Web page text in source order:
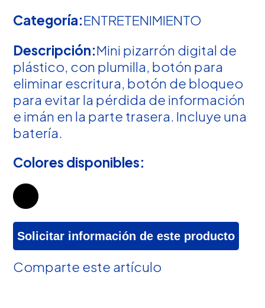
Categoría:ENTRETENIMIENTO
Descripción:Mini pizarrón digital de
plástico, con plumilla, botón para
eliminar escritura, botón de bloqueo
para evitar la pérdida de información
e imán en la parte trasera. Incluye una
batería.
Colores disponibles:
Solicitar información de este producto
Comparte este artículo